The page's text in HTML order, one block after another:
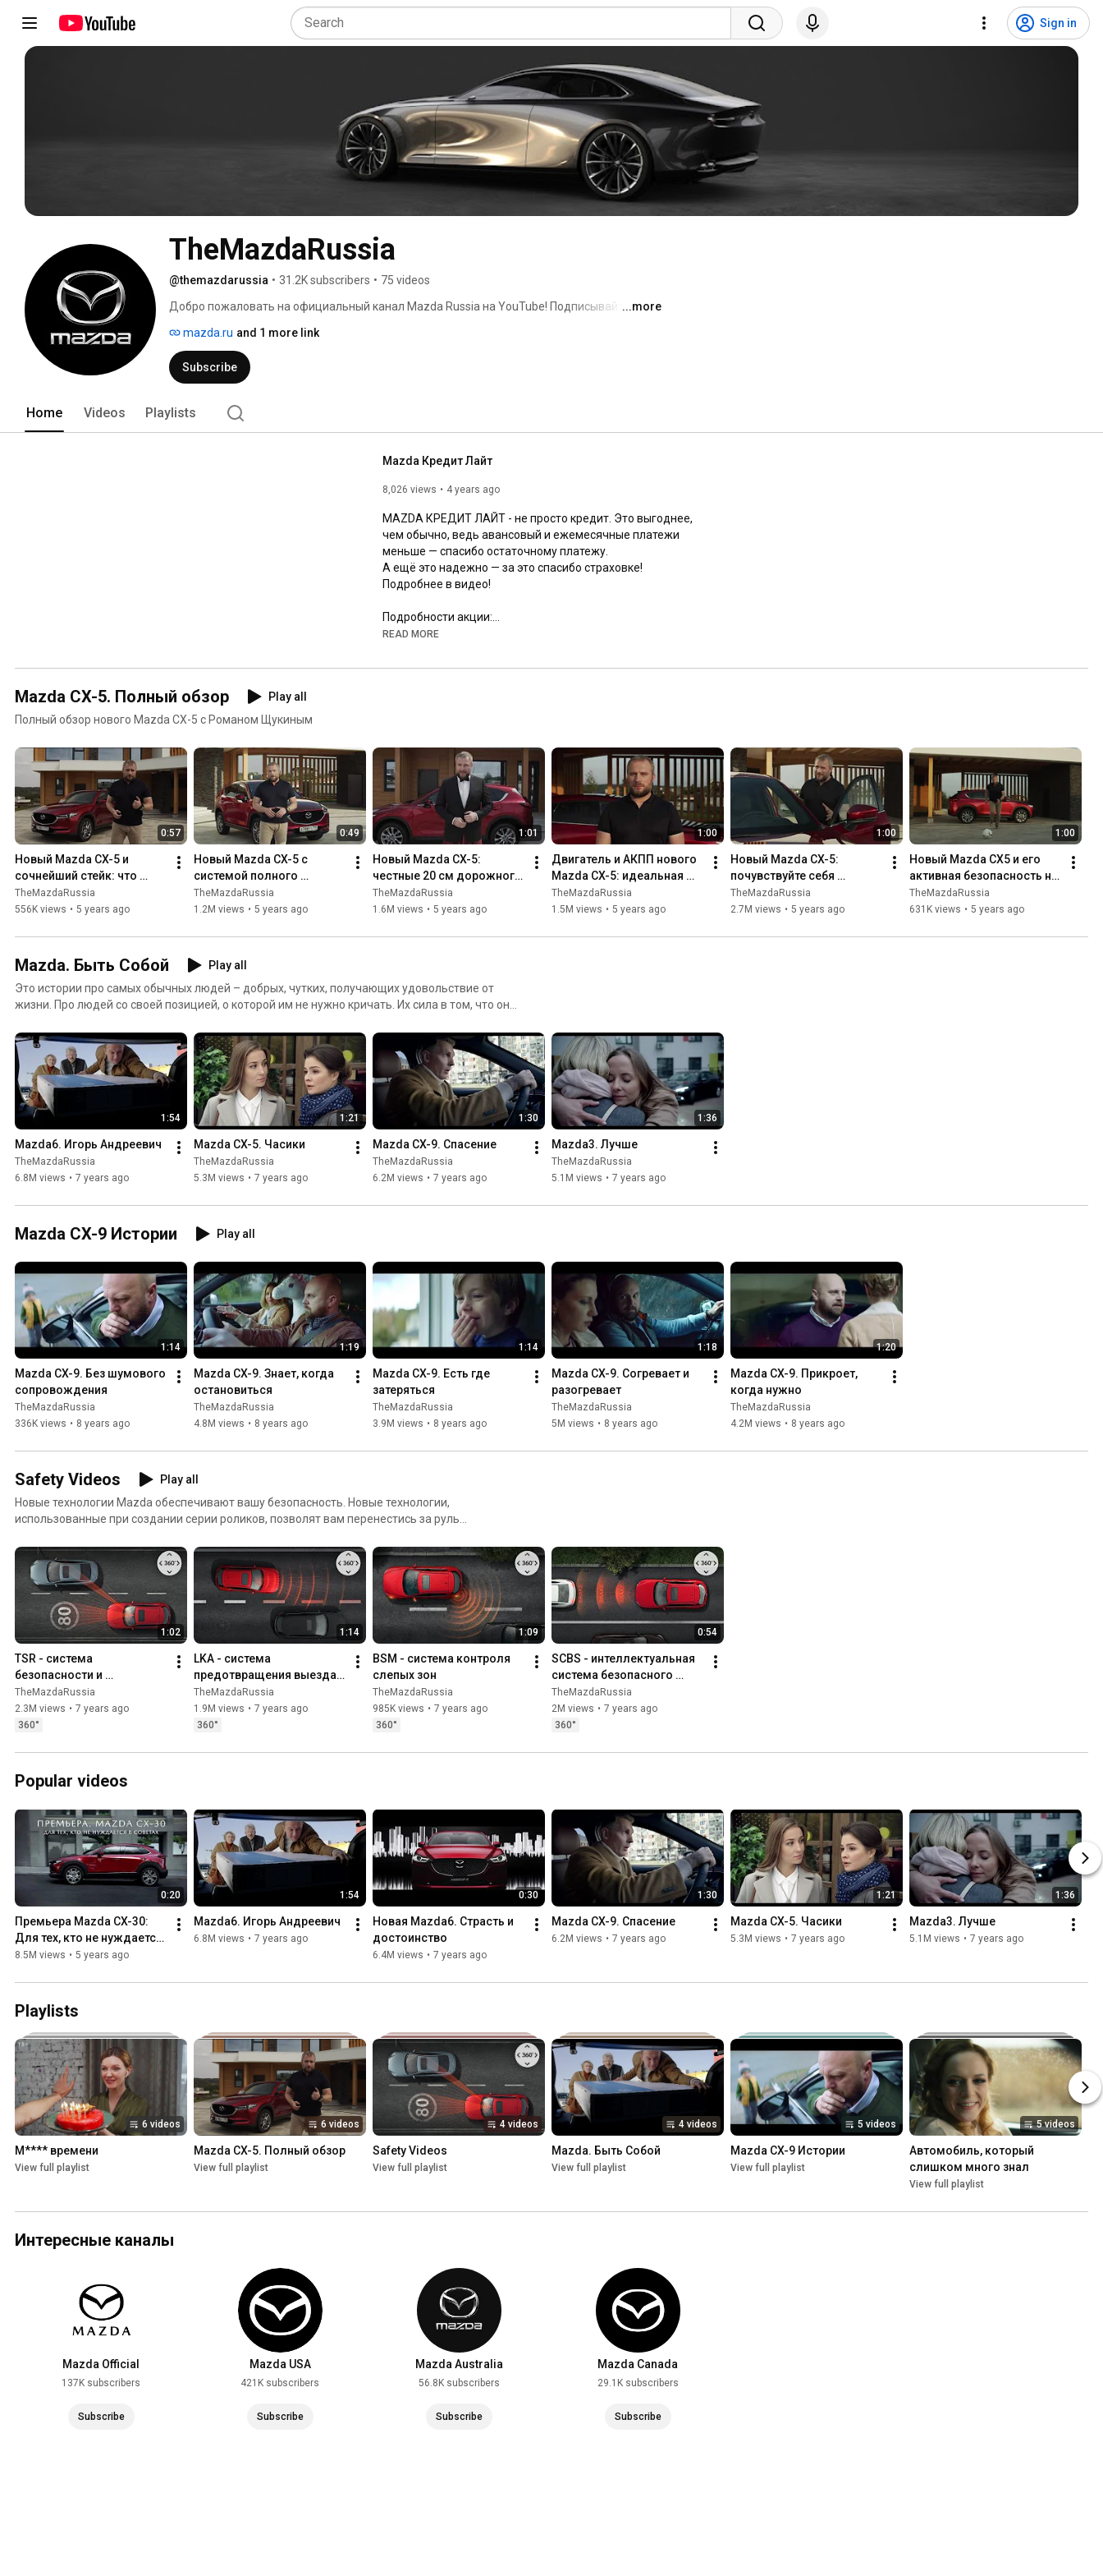
Sign in
TheMazdaRussia
@themazdarussia • 31.2K subscribers • 75 videos
Добро пожаловать на официальный канал Mazda Russia на YouTube! Подписывайтесь и
отчеты с тест-драйвов и мероприятий, рекламные ролики Mazda, а так же наш сериал про
говорящую машину «Ты я и моя машина». Мы рады приветствовать всех любителей
Mazda!
...more
mazda.ru and 1 more link
Subscribe
Home Videos Playlists
Mazda Кредит Лайт
8,026 views 4 years ago
MAZDA КРЕДИТ ЛАЙТ - не просто кредит. Это выгоднее,
чем обычно, ведь авансовый и ежемесячные платежи
меньше — спасибо остаточному платежу.
А ещё это надежно — за это спасибо страховке!
Подробнее в видео!
Подробности акции:
READ MORE
Mazda CX-5. Полный обзор
Play all
Полный обзор нового Mazda CX-5 с Романом Щукиным
0:57
Новый Mazda CX-5 и
сочнейший стейк: что
общего?
TheMazdaRussia
556K views • 5 years ago
0:49
Новый Mazda CX-5 c
системой полного
привода: больше нет
повода ругаться на
TheMazdaRussia
1.2M views • 5 years ago
1:01
Новый Mazda CX-5:
честные 20 см дорожного
просвета
TheMazdaRussia
1.6M views • 5 years ago
1:00
Двигатель и АКПП нового
Mazda CX-5: идеальная
пара
TheMazdaRussia
1.5M views • 5 years ago
1:00
Новый Mazda CX-5:
почувствуйте себя
опытным гонщиком
TheMazdaRussia
2.7M views • 5 years ago
1:00
Новый Mazda CX5 и его
активная безопасность не
дадут попасть в беду
TheMazdaRussia
631K views • 5 years ago
Mazda. Быть Собой
Play all
Это истории про самых обычных людей – добрых, чутких, получающих удовольствие от
жизни. Про людей со своей позицией, о которой им не нужно кричать. Их сила в том, что они
1:54
Mazda6. Игорь Андреевич
TheMazdaRussia
6.8M views • 7 years ago
1:21
Mazda CX-5. Часики
TheMazdaRussia
5.3M views • 7 years ago
1:30
Mazda CX-9. Спасение
TheMazdaRussia
6.2M views • 7 years ago
1:36
Mazda3. Лучше
TheMazdaRussia
5.1M views • 7 years ago
Mazda CX-9 Истории Play all
1:14
Mazda CX-9. Без шумового
сопровождения
TheMazdaRussia
336K views • 8 years ago
1:19
Mazda CX-9. Знает, когда
остановиться
TheMazdaRussia
4.8M views • 8 years ago
1:14
Mazda CX-9. Есть где
затеряться
TheMazdaRussia
3.9M views • 8 years ago
1:18
Mazda CX-9. Согревает и
разогревает
TheMazdaRussia
5M views • 8 years ago
1:20
Mazda CX-9. Прикроет,
когда нужно
TheMazdaRussia
4.2M views • 8 years ago
Safety Videos
Play all
Новые технологии Mazda обеспечивают вашу безопасность. Новые технологии,
использованные при создании серии роликов, позволят вам перенестись за руль
обзора и направление взгляда на всем протяжении этого виртуального тест-драйва.
Посмотрите, кто сидит на пассажирском кресле. Осмотрите салон. Насладитесь пейзажем
за окном. И главное – оцените работу всех систем безопасности автомобилей Mazda.
Приятной виртуальной поездки!
1:02
TSR - система
безопасности и
распознавания дорожных
знаков
TheMazdaRussia
2.3M views • 7 years ago
360°
1:14
LKA - система
предотвращения выезда
из полосы
TheMazdaRussia
1.9M views • 7 years ago
360°
1:09
BSM - система контроля
слепых зон
TheMazdaRussia
985K views • 7 years ago
360°
0:54
SCBS - интеллектуальная
система безопасного
торможения
TheMazdaRussia
2M views • 7 years ago
360°
Popular videos
0:20
Премьера Mazda CX-30:
Для тех, кто не нуждается
в советах
8.5M views • 5 years ago
1:54
Mazda6. Игорь Андреевич
6.8M views • 7 years ago
0:30
Новая Mazda6. Страсть и
достоинство
6.4M views • 7 years ago
1:30
Mazda CX-9. Спасение
6.2M views • 7 years ago
1:21
Mazda CX-5. Часики
5.3M views • 7 years ago
1:36
Mazda3. Лучше
5.1M views • 7 years ago
Playlists
6 videos
M**** времени
View full playlist
6 videos
Mazda CX-5. Полный обзор
View full playlist
4 videos
Safety Videos
View full playlist
4 videos
Mazda. Быть Собой
View full playlist
5 videos
Mazda CX-9 Истории
View full playlist
5 videos
Автомобиль, который
слишком много знал
View full playlist
Интересные каналы
Mazda Official
137K subscribers
Subscribe
Mazda USA
421K subscribers
Subscribe
Mazda Australia
56.8K subscribers
Subscribe
Mazda Canada
29.1K subscribers
Subscribe